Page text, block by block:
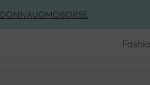
DONNAUOMOBORSE